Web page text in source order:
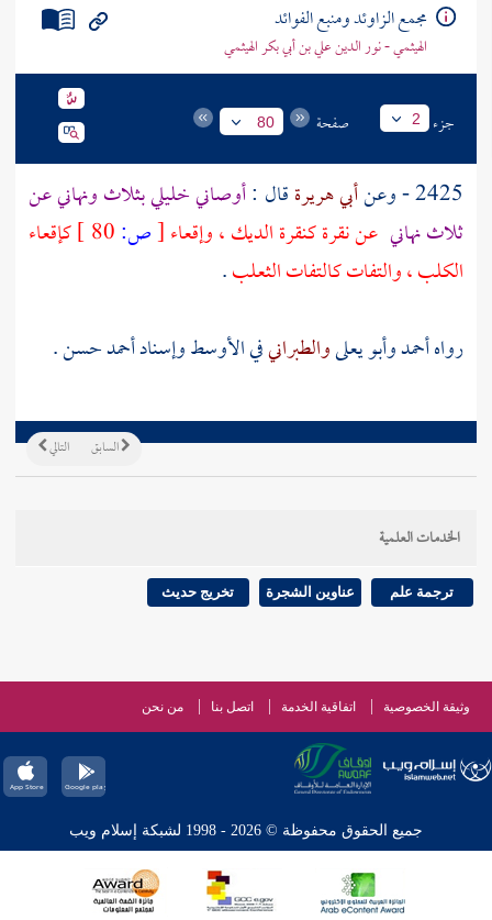
مجمع الزاوئد ومنبع الفوائد
الهيثمي - نور الدين علي بن أبي بكر الهيثمي
جزء 2 صفحة 80
2425 - وعن أبي هريرةقال :أوصاني خليلي بثلاث ونهاني عن
ثلاث نهاني عن نقرة كنقرة الديك ، وإقعاء[ص:
كإقعاء
الكلب ، والتفات كالتفات الثعلب.
رواهأحمدوأبو يعلىوالطبرانيفي الأوسط وإسنادأحمدحسن .
التالي السابق
الخدمات العلمية
ترجمة علم عناوين الشجرة تخريج حديث
وثيقة الخصوصية اتفاقية الخدمة اتصل بنا من نحن
جميع الحقوق محفوظة © 2026 - 1998 لشبكة إسلام ويب